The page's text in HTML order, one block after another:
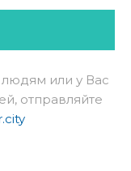
людям или у Вас
отправляйте